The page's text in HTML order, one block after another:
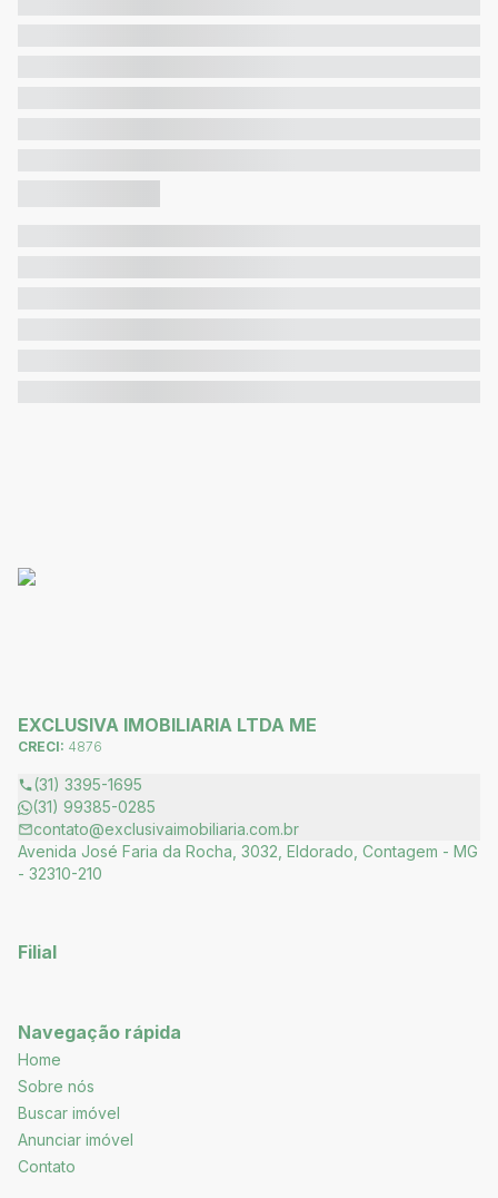
EXCLUSIVA IMOBILIARIA LTDA ME
CRECI: 4876
(31) 3395-1695
(31) 99385-0285
contato@exclusivaimobiliaria.com.br
Avenida José Faria da Rocha, 3032, Eldorado, Contagem - MG
- 32310-210
Filial
Navegação rápida
Home
Sobre nós
Buscar imóvel
Anunciar imóvel
Contato